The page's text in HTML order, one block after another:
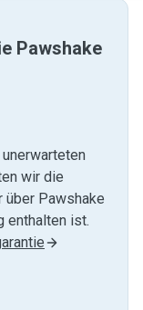
Pawshake
wir die
über Pawshake
enthalten ist.